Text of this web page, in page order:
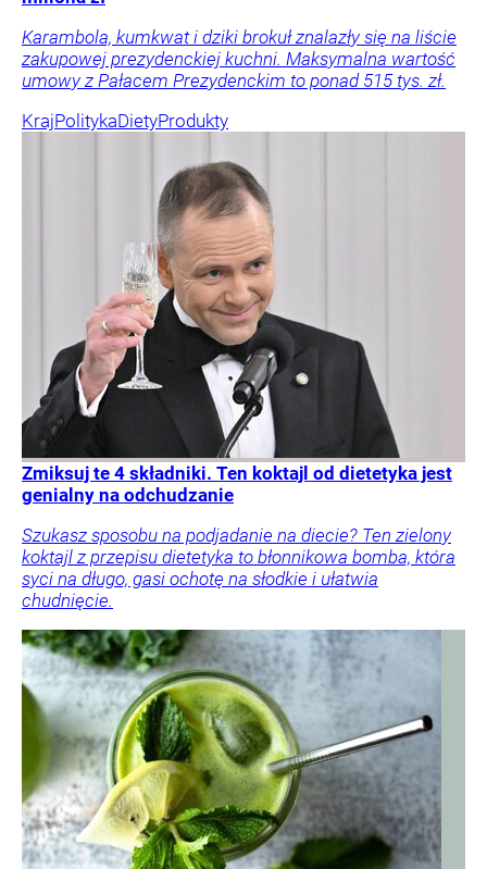
Karambola, kumkwat i dziki brokuł znalazły się na liście
zakupowej prezydenckiej kuchni. Maksymalna wartość
umowy z Pałacem Prezydenckim to ponad 515 tys. zł.
KrajPolitykaDietyProdukty
Zmiksuj te 4 składniki. Ten koktajl od dietetyka jest
genialny na odchudzanie
Szukasz sposobu na podjadanie na diecie? Ten zielony
koktajl z przepisu dietetyka to błonnikowa bomba, która
syci na długo, gasi ochotę na słodkie i ułatwia
chudnięcie.